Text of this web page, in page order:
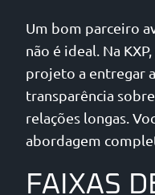
Um bom parceiro
não é ideal. Na
projeto a entregar
transparência
relações longas.
abordagem
FAIXAS